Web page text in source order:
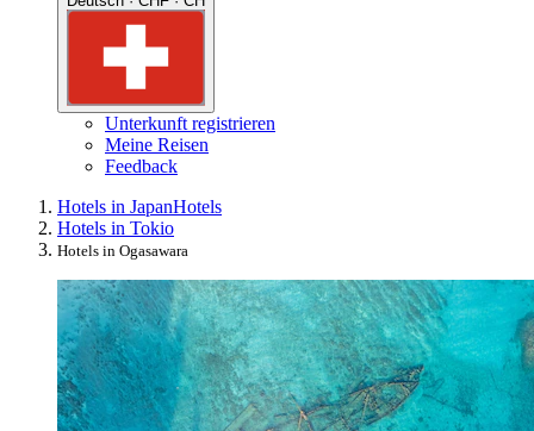
Unterkunft registrieren
Meine Reisen
Feedback
Hotels in JapanHotels
Hotels in Tokio
Hotels in Ogasawara